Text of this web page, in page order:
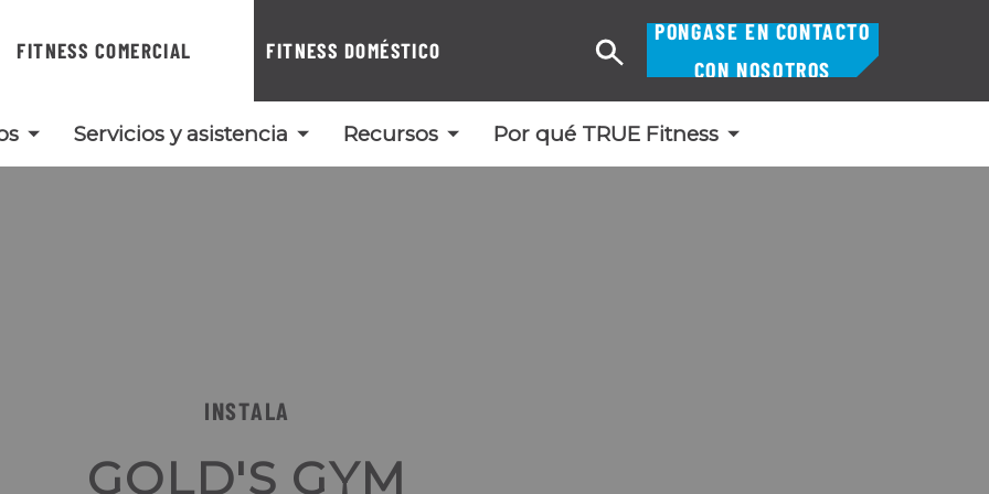
FITNESS COMERCIAL FITNESS DOMÉSTICO
Servicios y asistencia Recursos Por qué TRUE Fitness
PÓNGASE EN CONTACTO
CON NOSOTROS
Buscar
INSTALA
GOLD'S GYM